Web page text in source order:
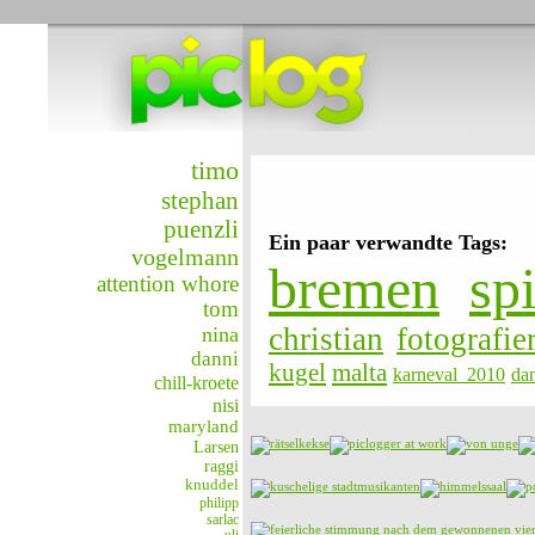
timo
stephan
puenzli
vogelmann
attention whore
tom
nina
danni
chill-kroete
nisi
maryland
Larsen
raggi
knuddel
philipp
sarlac
Ein paar verwandte Tags:
bremen
christian
kugel malta karneval_2010